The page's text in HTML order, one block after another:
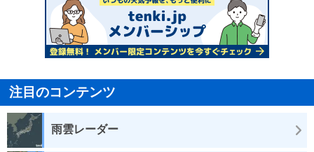
注目のコンテンツ
雨雲レーダー